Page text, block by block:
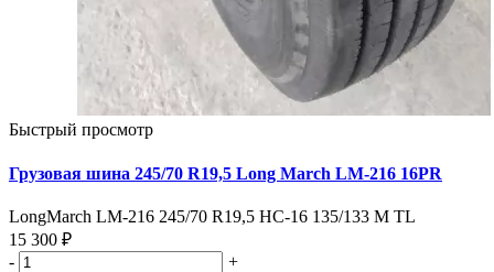
Быстрый просмотр
Грузовая шина 245/70 R19,5 Long March LM-216 16PR
LongMarch LM-216 245/70 R19,5 НС-16 135/133 M TL
15 300 ₽
-
+